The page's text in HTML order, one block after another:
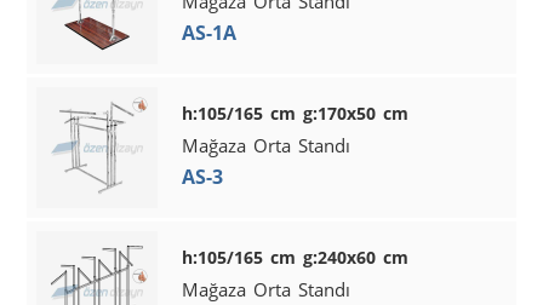
AS-1A
h:105/165 cm g:170x50 cm
Mağaza Orta Standı
AS-3
h:105/165 cm g:240x60 cm
Mağaza Orta Standı